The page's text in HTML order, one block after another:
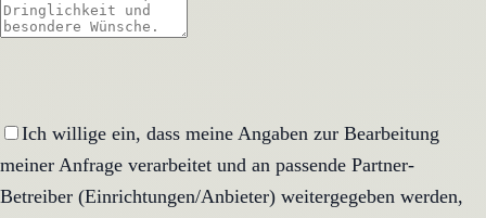
Ich willige ein, dass meine Angaben zur Bearbeitung
meiner Anfrage verarbeitet und an passende Partner-
Betreiber (Einrichtungen/Anbieter) weitergegeben werden,